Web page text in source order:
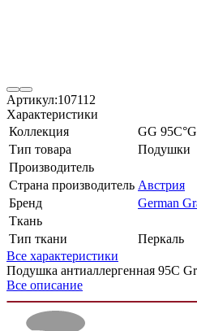
Артикул:107112
Характеристики
Коллекция
GG
Тип товара
Подушки
Производитель
Страна производитель Австрия
Бренд
German
Ткань
Тип ткани
Перкаль
Все характеристики
Подушка антиаллергенная 95С
Все описание